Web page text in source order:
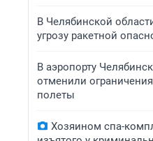
В Челябинской
угрозу ракетной
В аэропорту
отменили
полеты
Хозяином спа-